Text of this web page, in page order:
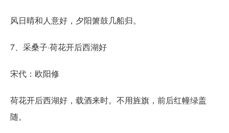
风日晴和人意好，夕阳箫鼓几船归。
7、采桑子·荷花开后西湖好
宋代：欧阳修
荷花开后西湖好，载酒来时。不用旌旗，前后红幢绿盖
随。